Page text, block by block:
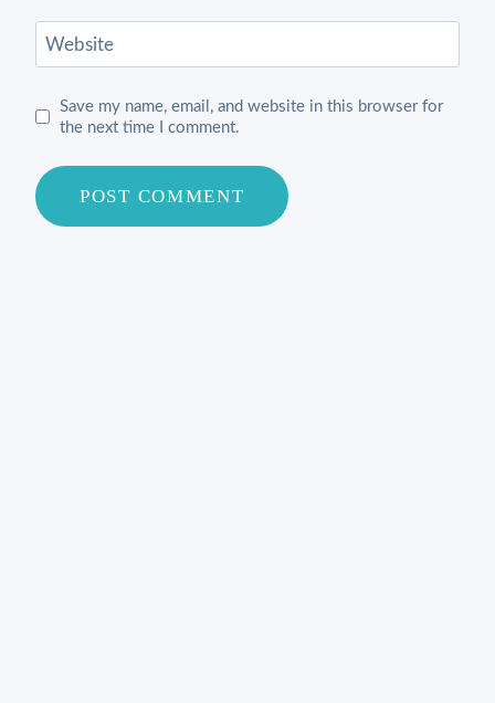
Website
Save my name, email, and website in this browser for
the next time I comment.